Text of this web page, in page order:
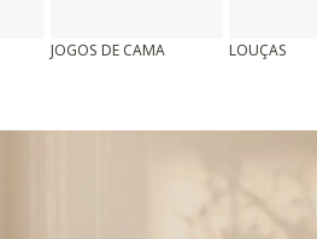
JOGOS DE CAMA LOUÇAS